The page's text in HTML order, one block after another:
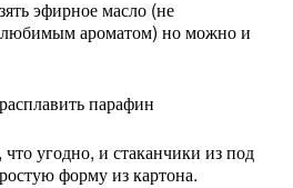
эфирное масло (не
любимым ароматом) но можно и
парафин
угодно, и стаканчики из под
форму из картона.